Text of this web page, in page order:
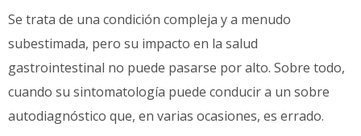
Se trata de una condición compleja y a menudo
subestimada, pero su impacto en la salud
gastrointestinal no puede pasarse por alto. Sobre todo,
cuando su sintomatología puede conducir a un sobre
autodiagnóstico que, en varias ocasiones, es errado.